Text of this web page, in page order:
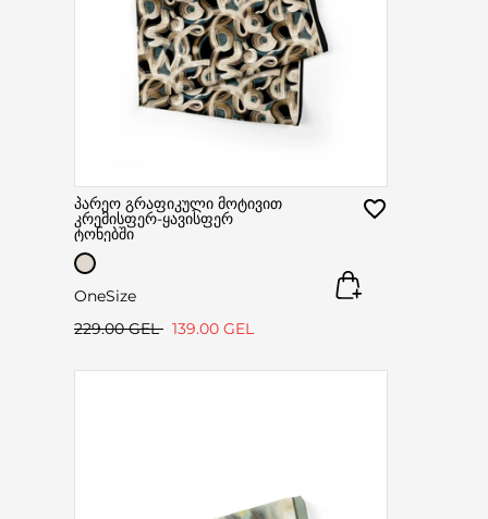
პარეო გრაფიკული მოტივით
კრემისფერ-ყავისფერ
ტონებში
OneSize
229.00 GEL 139.00 GEL